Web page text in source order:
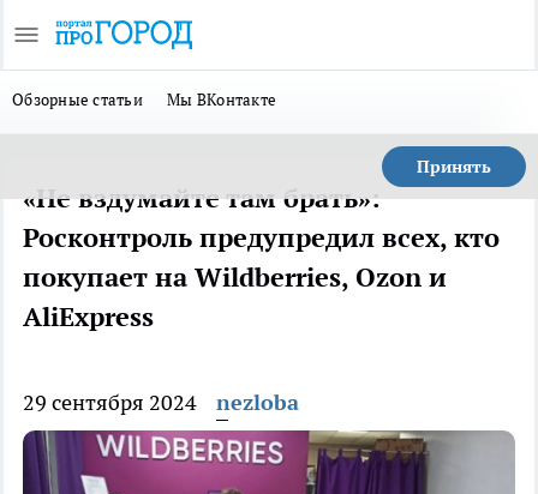
Обзорные статьи Мы ВКонтакте
Принять
«Не вздумайте там брать»:
Росконтроль предупредил всех, кто
покупает на Wildberries, Ozon и
AliExpress
29 сентября 2024 nezloba